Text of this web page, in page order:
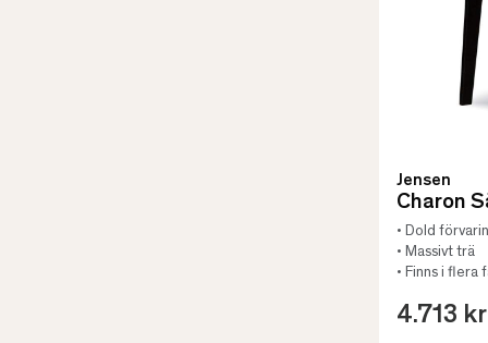
Jensen
Charon
• Dold
• Massivt trä
• Finns i flera
4.713 kr